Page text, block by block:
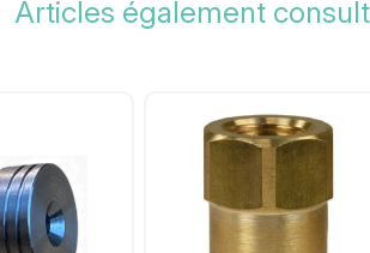
Articles également